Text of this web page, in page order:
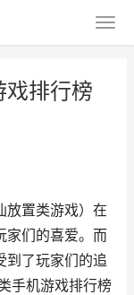
戏排行榜
放置类游戏）在
家们的喜爱。而
到了玩家们的追
手机游戏排行榜